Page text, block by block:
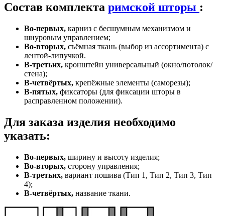
Состав комплекта римской шторы :
Во-первых, карниз с бесшумным механизмом и
шнуровым управлением;
Во-вторых, съёмная ткань (выбор из ассортимента) с
лентой-липучкой.
В-третьих, кронштейн универсальный (окно/потолок/
стена);
В-четвёртых, крепёжные элементы (саморезы);
В-пятых, фиксаторы (для фиксации шторы в
расправленном положении).
Для заказа изделия необходимо
указать:
Во-первых, ширину и высоту изделия;
Во-вторых, сторону управления;
В-третьих, вариант пошива (Тип 1, Тип 2, Тип 3, Тип
4);
В-четвёртых, название ткани.